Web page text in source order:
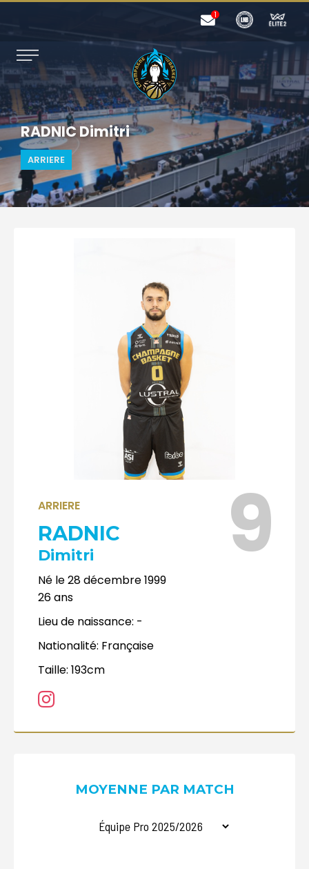
RADNIC Dimitri
ARRIERE
ARRIERE
RADNIC
Dimitri
Né le28 décembre 1999
26ans
Lieu de naissance: -
Nationalité: Française
Taille: 193cm
9
MOYENNE PAR MATCH